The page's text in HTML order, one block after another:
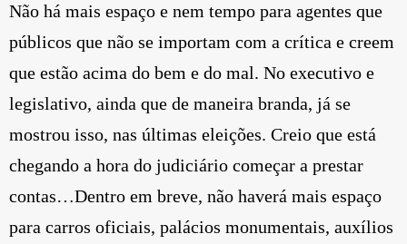
Não há mais espaço e nem tempo para agentes que
públicos que não se importam com a crítica e creem
que estão acima do bem e do mal. No executivo e
legislativo, ainda que de maneira branda, já se
mostrou isso, nas últimas eleições. Creio que está
chegando a hora do judiciário começar a prestar
contas…Dentro em breve, não haverá mais espaço
para carros oficiais, palácios monumentais, auxílios